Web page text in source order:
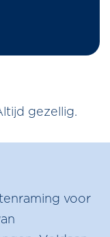
gezellig.
voor